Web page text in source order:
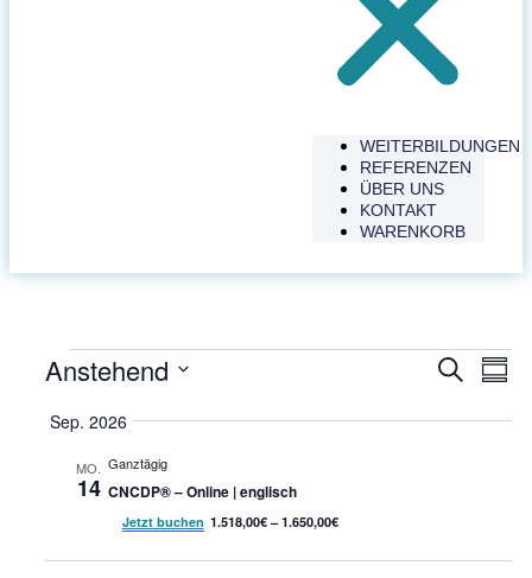
WEITERBILDUNGEN
REFERENZEN
ÜBER UNS
KONTAKT
WARENKORB
und
Suche
Anstehend
auswählen.
Sep. 2026
MO.
14
Ganztägig
CNCDP® – Online | englisch
Jetzt buchen 1.518,00€ – 1.650,00€